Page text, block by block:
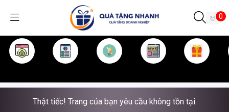
0
Thật tiếc! Trang của bạn yêu cầu không tồn tại.